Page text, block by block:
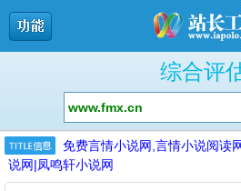
综合评
免费言情小说网,言情小说阅读
说网|凤鸣轩小说网